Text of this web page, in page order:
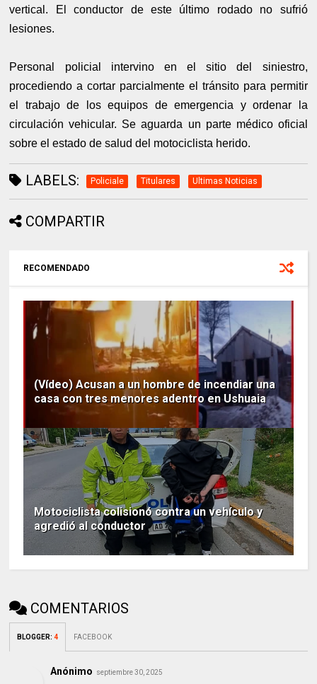
vertical. El conductor de este último rodado no sufrió
lesiones.
Personal policial intervino en el sitio del siniestro,
procediendo a cortar parcialmente el tránsito para permitir
el trabajo de los equipos de emergencia y ordenar la
circulación vehicular. Se aguarda un parte médico oficial
sobre el estado de salud del motociclista herido.
LABELS: Policiale Titulares Ultimas Noticias
COMPARTIR
RECOMENDADO
(Vídeo) Acusan a un hombre de incendiar una
casa con tres menores adentro en Ushuaia
Motociclista colisionó contra un vehículo y
agredió al conductor
COMENTARIOS
BLOGGER:4 FACEBOOK
Anónimo septiembre 30, 2025